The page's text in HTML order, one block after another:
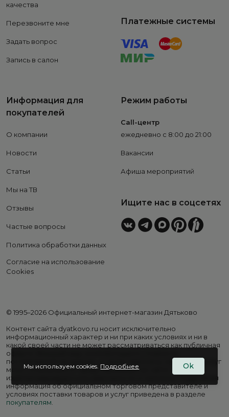
качества
Перезвоните мне
Задать вопрос
Запись в салон
Платежные системы
Информация для
покупателей
О компании
Новости
Статьи
Мы на ТВ
Отзывы
Частые вопросы
Политика обработки данных
Согласие на использование
Cookies
Режим работы
Call-центр
ежедневно с 8:00 до 21:00
Вакансии
Афиша мероприятий
Ищите нас в соцсетях
© 1995–2026 Официальный интернет-магазин Дятьково
Контент сайта dyatkovo.ru носит исключительно
информационный характер и ни при каких условиях и ни в
какой своей части не может рассматриваться как публичная
оферта. Внешний вид, комплектация и стоимость
поставляемой продукции, а также перечень сервисных услуг
могут отличаться от представленных на сайте. Цены на
изделия варьируются в зависимости от региона. Подробная
информация об официальном торговом представителе и
условиях поставки товаров и услуг приведена в разделе
покупателям.
Мы используем cookies. Подробнее Ok